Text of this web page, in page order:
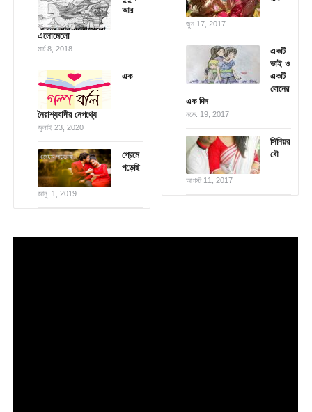
আর
এলোমেলো
মার্চ 8, 2018
এক
নৈরাশ্যবাদীর নেপথ্যে
জুলাই 23, 2020
প্রেমে
পড়েছি
জানু. 1, 2019
জুন 17, 2017
একটি
ভাই ও
একটি
বোনের
এক দিন
নভে. 19, 2017
সিনিয়র
বৌ
আগস্ট 11, 2017